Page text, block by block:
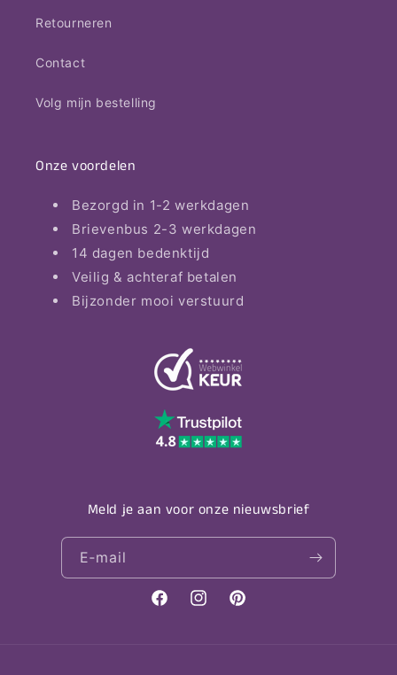
Retourneren
Contact
Volg mijn bestelling
Onze voordelen
Bezorgd in 1-2 werkdagen
Brievenbus 2-3 werkdagen
14 dagen bedenktijd
Veilig & achteraf betalen
Bijzonder mooi verstuurd
Meld je aan voor onze nieuwsbrief
E‑mail
FacebookInstagramPinterest